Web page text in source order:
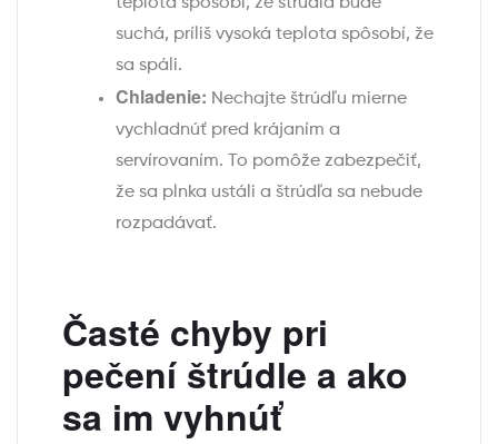
suchá, príliš vysoká teplota spôsobí, že
sa spáli.
Chladenie: Nechajte štrúdľu mierne
vychladnúť pred krájaním a
servírovaním. To pomôže zabezpečiť,
že sa plnka ustáli a štrúdľa sa nebude
rozpadávať.
Časté chyby pri
pečení štrúdle a ako
sa im vyhnúť